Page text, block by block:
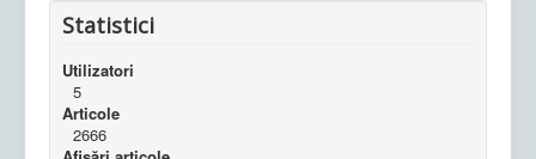
Statistici
Utilizatori
5
Articole
2666